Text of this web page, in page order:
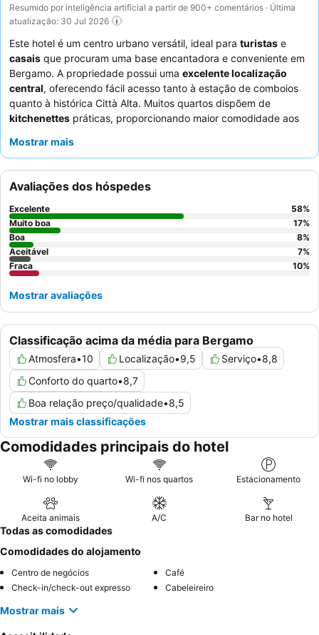
Resumido por inteligência artificial a partir de 900+ comentários · Última
atualização: 30 Jul 2026
Este hotel é um centro urbano versátil, ideal para turistas e
casais que procuram uma base encantadora e conveniente em
Bergamo. A propriedade possui uma excelente localização
central, oferecendo fácil acesso tanto à estação de comboios
quanto à histórica Città Alta. Muitos quartos dispõem de
kitchenettes práticas, proporcionando maior comodidade aos
funcionários da receção
e um excelente café. Para uma experiência única, considere
reservar um quarto com umlayout de dois níveis ou
mezzanine
Mostrar mais
Classificação acima da média para Bergamo
Atmosfera•10 Localização•9,5 Serviço•8,8
Conforto do quarto•8,7
Boa relação preço/qualidade•8,5
Mostrar mais classificações
Avaliações dos hóspedes
Excelente 58%
Muito boa
17%
Boa
8%
Aceitável
7%
Fraca
10%
Mostrar avaliações
Comodidades principais do hotel
Wi-fi no lobby Wi-fi nos quartos Estacionamento
Aceita animais A/C Bar no hotel
Todas as comodidades
Comodidades do alojamento
Centro de negócios
Café
Check-in/check-out expresso
Cabeleireiro
Mostrar mais